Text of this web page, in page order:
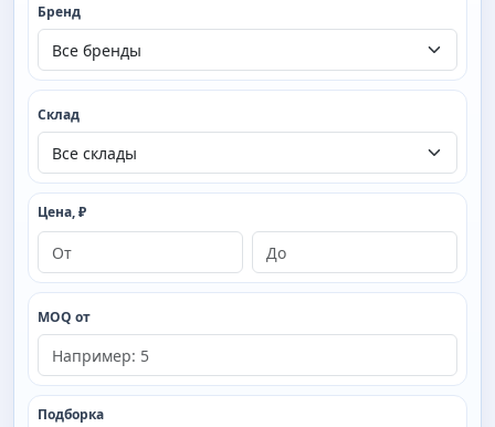
Бренд
Склад
Цена, ₽
MOQ от
Подборка